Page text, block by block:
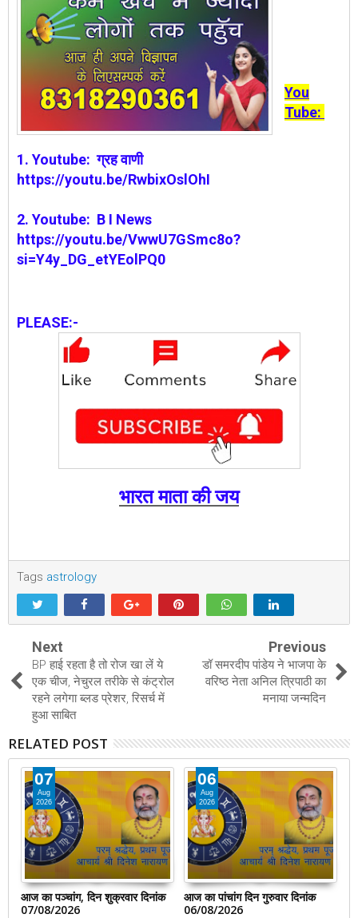
You
Tube:
1. Youtube:ग्रह वाणी
https://youtu.be/RwbixOslOhI
2. Youtube: B I News
https://youtu.be/VwwU7GSmc8o?
si=Y4y_DG_etYEolPQ0
PLEASE:-
भारत माता की जय
Tags astrology
Next
BP हाई रहता है तो रोज खा लें ये
एक चीज, नेचुरल तरीके से कंट्रोल
रहने लगेगा ब्लड प्रेशर, रिसर्च में
हुआ साबित
Previous
डॉ समरदीप पांडेय ने भाजपा के
वरिष्ठ नेता अनिल त्रिपाठी का
मनाया जन्मदिन
RELATED POST
07
Aug
2026
आज का पञ्चांग, दिन शुक्रवार दिनांक
07/08/2026
06
Aug
2026
आज का पांचांग दिन गुरुवार दिनांक
06/08/2026